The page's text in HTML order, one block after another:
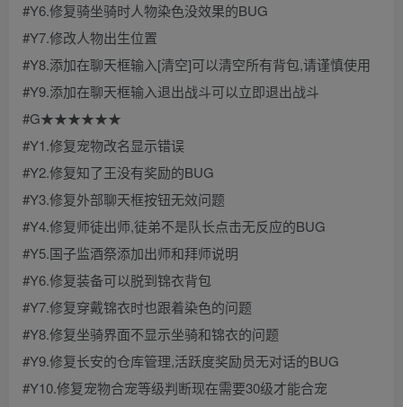
#Y6.修复骑坐骑时人物染色没效果的BUG
#Y7.修改人物出生位置
#Y8.添加在聊天框输入[清空]可以清空所有背包,请谨慎使用
#Y9.添加在聊天框输入退出战斗可以立即退出战斗
#G★★★★★★
#Y1.修复宠物改名显示错误
#Y2.修复知了王没有奖励的BUG
#Y3.修复外部聊天框按钮无效问题
#Y4.修复师徒出师,徒弟不是队长点击无反应的BUG
#Y5.国子监酒祭添加出师和拜师说明
#Y6.修复装备可以脱到锦衣背包
#Y7.修复穿戴锦衣时也跟着染色的问题
#Y8.修复坐骑界面不显示坐骑和锦衣的问题
#Y9.修复长安的仓库管理,活跃度奖励员无对话的BUG
#Y10.修复宠物合宠等级判断现在需要30级才能合宠